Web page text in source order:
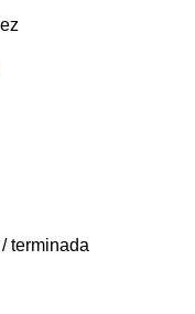
terminada